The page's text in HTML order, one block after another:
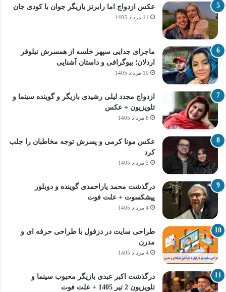
عکس ازدواج اما رابرتز بازیگر جوان با کودی جان
11 مرداد 1405
ماجرای جدایی سپهر خلسه از همسرش نیلوفر
اردلان؛ بیوگرافی و داستان آشنایی
10 مرداد 1405
ازدواج مجدد لیلی رشیدی بازیگر و گوینده سینما و
تلویزیون + عکس
8 مرداد 1405
عکس مونا کرمی و پسرش توجه مخاطبان را جلب
کرد
5 مرداد 1405
درگذشت محمد یاراحمدی گوینده و دوبلور
پیشکسوت + علت فوت
4 مرداد 1405
طراحی سایت در دزفول با طراحی حرفه‌ ای و
مدرن
4 مرداد 1405
درگذشت اکبر عبدی بازیگر محبوب سینما و
تلویزیون 2 تیر 1405 + علت فوت